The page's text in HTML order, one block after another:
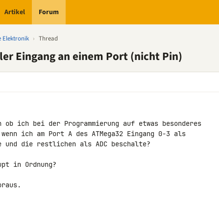
Artikel Forum
Elektronik › Thread
Eingang an einem Port (nicht Pin)
ich bei der Programmierung auf etwas besonderes
ich am Port A des ATMega32 Eingang 0-3 als
und die restlichen als ADC beschalte?
in Ordnung?